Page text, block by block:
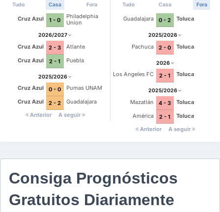
Tudo Casa Fora
Cruz Azul 1 - 0
Philadelphia
Union
2026/2027
Cruz Azul 2 - 3
Atlante
Cruz Azul
2 - 1 Puebla
2025/2026
Cruz Azul 0 - 0
Pumas UNAM
Cruz Azul
2 - 2
Guadalajara
Anterior
A seguir
Tudo Casa Fora
Guadalajara 0 - 2 Toluca
2025/2026
Pachuca 2 - 0 Toluca
2026
Los Angeles FC 2 - 1 Toluca
2025/2026
Mazatlán 4 - 3
Toluca
América
2 - 1
Toluca
Anterior
A seguir
Consiga Prognósticos
Gratuitos Diariamente